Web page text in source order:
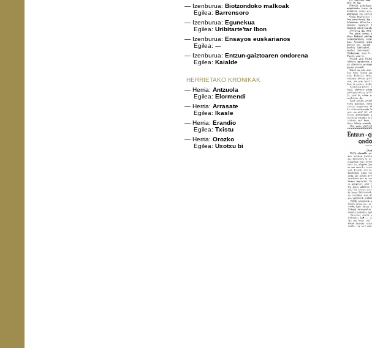
— Izenburua: Biotzondoko malkoak
Egilea: Barrensoro
— Izenburua: Egunekua
Egilea: Uribitarte'tar Ibon
— Izenburua: Ensayos euskarianos
Egilea: ---
— Izenburua: Entzun-gaiztoaren ondorena
Egilea: Kaialde
HERRIETAKO KRONIKAK
— Herria: Antzuola
Egilea: Elormendi
— Herria: Arrasate
Egilea: Ikasle
— Herria: Erandio
Egilea: Txistu
— Herria: Orozko
Egilea: Uxotxu bi